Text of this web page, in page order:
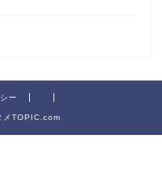
ー
TOPIC.com